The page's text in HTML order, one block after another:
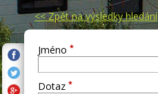
<<Zpět na výsledky hledání
Jméno *
Dotaz *